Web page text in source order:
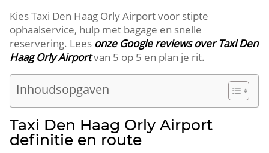
Kies Taxi Den Haag Orly Airport voor stipte
ophaalservice, hulp met bagage en snelle
reservering. Lees onze Google reviews over Taxi Den
Haag Orly Airportvan 5 op 5 en plan je rit.
Inhoudsopgaven
Taxi Den Haag Orly Airport
definitie en route